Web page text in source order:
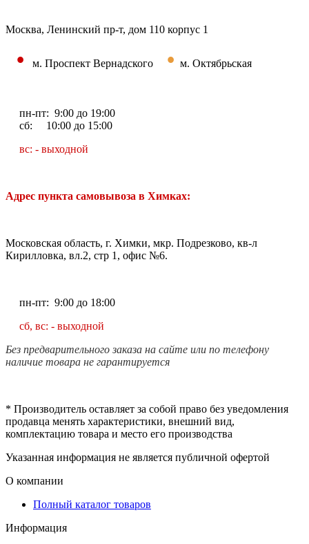
Москва, Ленинский пр-т, дом 110 корпус 1
• м. Проспект Вернадского • м. Октябрьская
пн-пт: 9:00 до 19:00
сб: 10:00 до 15:00
вс: - выходной
Адрес пункта самовывоза в Химках:
Московская область, г. Химки, мкр. Подрезково, кв-л
Кирилловка, вл.2, стр 1, офис №6.
пн-пт: 9:00 до 18:00
сб, вс: - выходной
Без предварительного заказа на сайте или по телефону
наличие товара не гарантируется
* Производитель оставляет за собой право без уведомления
продавца менять характеристики, внешний вид,
комплектацию товара и место его производства
Указанная информация не является публичной офертой
О компании
Полный каталог товаров
Информация